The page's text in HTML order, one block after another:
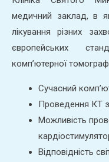
медичний заклад, в
лікування різних
європейських
комп’ютерної
Сучасний
Проведення КТ з
Можливість
Відповідність